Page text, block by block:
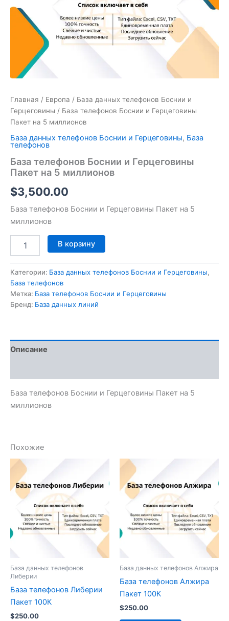
Главная / Европа / База данных телефонов Боснии и
Герцеговины / База телефонов Боснии и Герцеговины
Пакет на 5 миллионов
База данных телефонов Боснии и Герцеговины, База
телефонов
База телефонов Боснии и Герцеговины
Пакет на 5 миллионов
$3,500.00
База телефонов Боснии и Герцеговины Пакет на 5
миллионов
Герцеговины
Пакет
миллионов
В корзину
Категории: База данных телефонов Боснии и Герцеговины,
База телефонов
Метка: База телефонов Боснии и Герцеговины
Бренд: База данных линий
Описание
База телефонов Боснии и Герцеговины Пакет на 5
миллионов
Похожие
База данных телефонов
Либерии
База телефонов Либерии
Пакет 100К
$250.00
База данных телефонов Алжира
База телефонов Алжира
Пакет 100К
$250.00